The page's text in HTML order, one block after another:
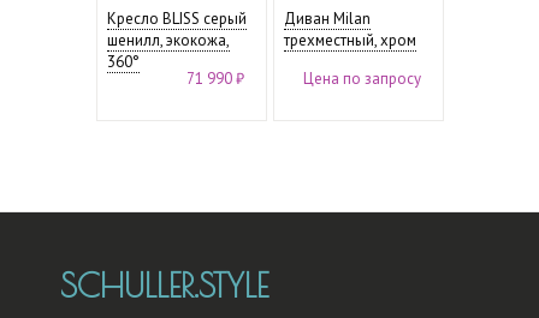
Кресло BLISS серый
шенилл, экокожа,
360°
71 990 ₽
Диван Milan
трехместный, хром
Цена по запросу
SCHULLER.STYLE